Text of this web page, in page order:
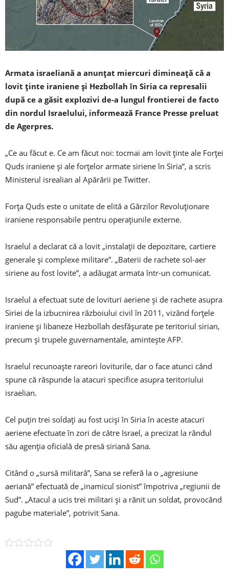
Armata israeliană a anunţat miercuri dimineaţă că a
lovit ţinte iraniene și Hezbollah în Siria ca represalii
după ce a găsit explozivi de-a lungul frontierei de facto
din nordul Israelului, informează France Presse preluat
de Agerpres.
„Ce au făcut e. Ce am făcut noi: tocmai am lovit ţinte ale Forţei
Quds iraniene şi ale forţelor armate siriene în Siria”, a scris
Ministerul isrealian al Apărării pe Twitter.
Forţa Quds este o unitate de elită a Gărzilor Revoluţionare
iraniene responsabile pentru operaţiunile externe.
Israelul a declarat că a lovit „instalaţii de depozitare, cartiere
generale şi complexe militare”. „Baterii de rachete sol-aer
siriene au fost lovite”, a adăugat armata într-un comunicat.
Israelul a efectuat sute de lovituri aeriene şi de rachete asupra
Siriei de la izbucnirea războiului civil în 2011, vizând forţele
iraniene şi libaneze Hezbollah desfăşurate pe teritoriul sirian,
precum şi trupele guvernamentale, aminteşte AFP.
Israelul recunoaşte rareori loviturile, dar o face atunci când
spune că răspunde la atacuri specifice asupra teritoriului
israelian.
Cel puţin trei soldaţi au fost ucişi în Siria în aceste atacuri
aeriene efectuate în zori de către Israel, a precizat la rândul
său agenţia oficială de presă siriană Sana.
Citând o „sursă militară”, Sana se referă la o „agresiune
aeriană” efectuată de „inamicul sionist” împotriva „regiunii de
Sud”. „Atacul a ucis trei militari şi a rănit un soldat, provocând
pagube materiale”, potrivit Sana.